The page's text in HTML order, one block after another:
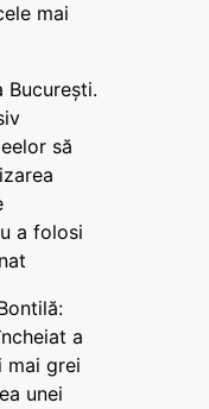
mai
București.
să
a folosi
a
mai grei
unei